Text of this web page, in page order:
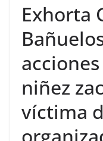
Exhorta
niñez
víctima